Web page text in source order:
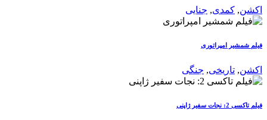
اکشن, کمدی, جنایی
فیلم شمشیر امپراتوری
اکشن, تاریخی, جنگی
فیلم تاکسی 2: نجات سفیر ژاپنی